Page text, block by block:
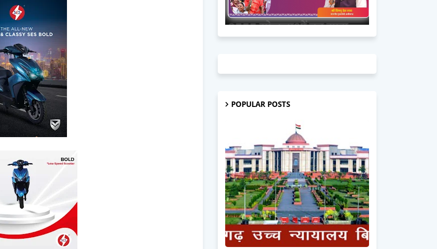
POPULAR POSTS